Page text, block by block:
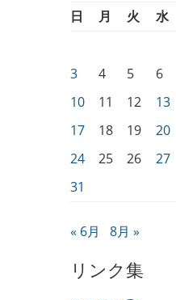
日 月 火 水
3
4 5 6
10
11 12 13
17
18 19 20
24
25 26 27
31
« 6月 8月 »
リンク集